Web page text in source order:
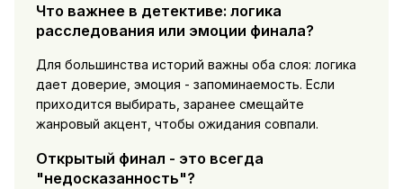
Что важнее в детективе: логика
расследования или эмоции финала?
Для большинства историй важны оба слоя: логика
дает доверие, эмоция - запоминаемость. Если
приходится выбирать, заранее смещайте
жанровый акцент, чтобы ожидания совпали.
Открытый финал - это всегда
"недосказанность"?